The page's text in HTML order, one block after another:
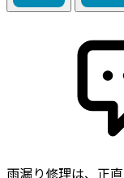
雨漏り修理は、正直